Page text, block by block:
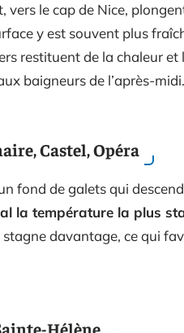
vers le cap de Nice,
y est souvent plus
restituent de la chaleur et
baigneurs de l’après-midi.
Castel, Opéra
fond de galets qui
la température la plus
davantage, ce qui